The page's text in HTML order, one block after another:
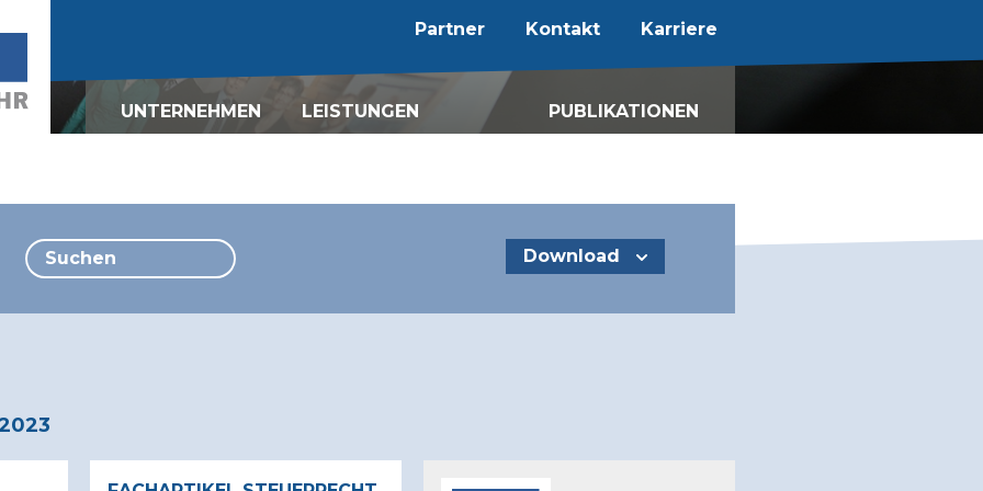
Kontakt
Partner Kontakt Karriere
UNTERNEHMEN
Fachteam
LEISTUNGEN
Wirtschaftsprüfung
Steuerberatung
PUBLIKATIONEN
Fachspezifische
Follow up
Download